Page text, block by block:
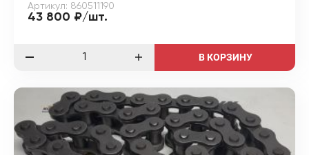
Артикул: 860511190
43 800 ₽/шт.
В КОРЗИНУ